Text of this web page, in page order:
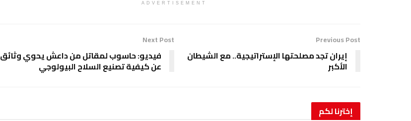
ADVERTISEMENT
Previous Post
إيران تجد مصلحتها الإستراتيجية.. مع الشيطان
الأكبر
Next Post
فيديو: حاسوب لمقاتل من داعش يحوي وثائق
عن كيفية تصنيع السلاح البيولوجي
إخترنالكم